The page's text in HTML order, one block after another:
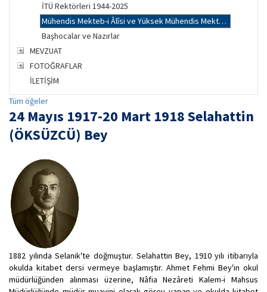
İTÜ Rektörleri 1944-2025
Mühendis Mekteb-i Âlîsi ve Yüksek Mühendis Mektebi Müdürleri 1910-1944
Başhocalar ve Nazırlar
MEVZUAT
FOTOĞRAFLAR
İLETİŞİM
Tüm öğeler
24 Mayıs 1917-20 Mart 1918 Selahattin
(ÖKSÜZCÜ) Bey
1882 yılında Selanik'te doğmuştur. Selahattin Bey, 1910 yılı itibarıyla
okulda kitabet dersi vermeye başlamıştır. Ahmet Fehmi Bey'in okul
müdürlüğünden alınması üzerine, Nâfia Nezâreti Kalem-i Mahsus